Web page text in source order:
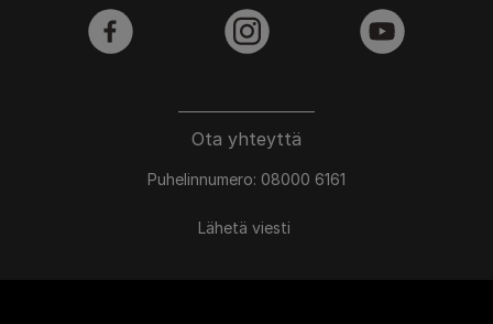
Ota yhteyttä
Puhelinnumero: 08000 6161
Lähetä viesti
facebook instagram youtube